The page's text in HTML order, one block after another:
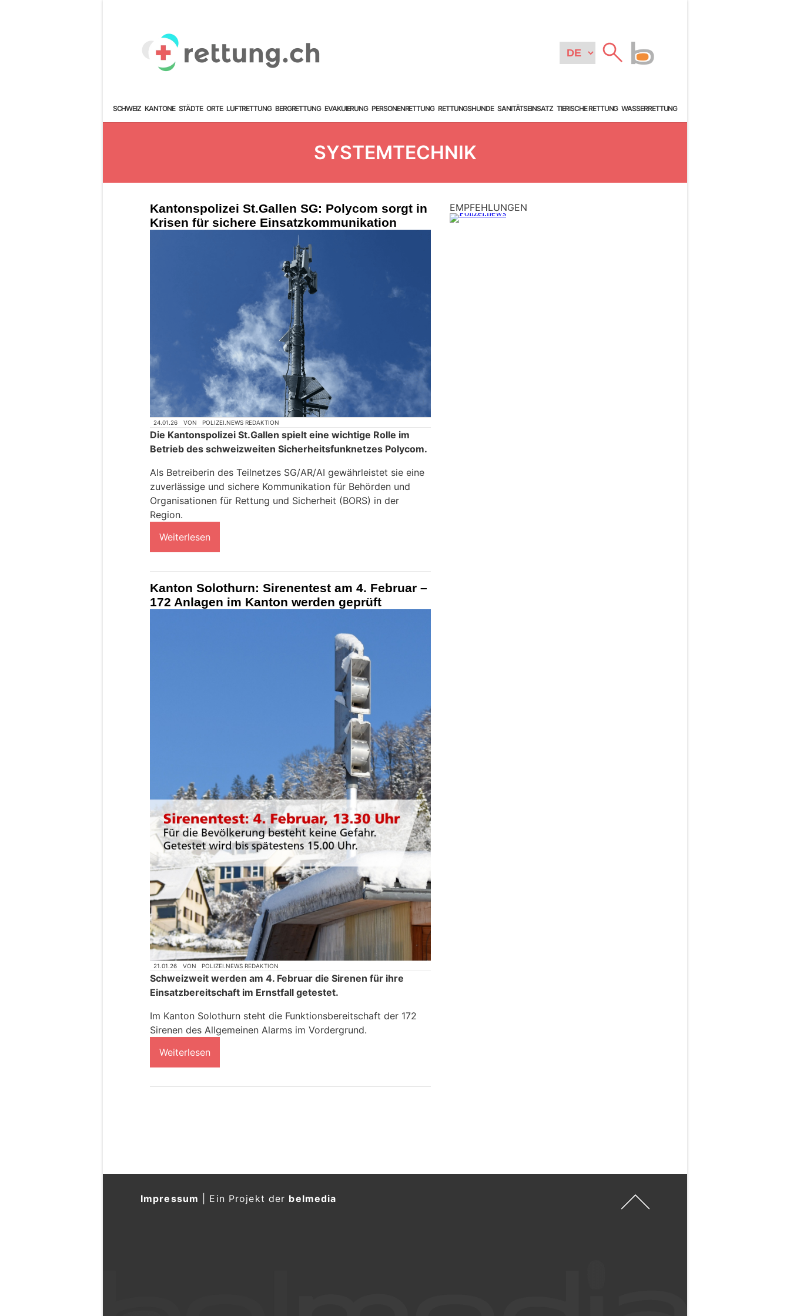
SCHWEIZ KANTONE STÄDTE ORTE LUFTRETTUNG BERGRETTUNG EVAKUIERUNG PERSONENRETTUNG RETTUNGSHUNDE SANITÄTSEINSATZ TIERISCHE RETTUNG WASSERRETTUNG
SYSTEMTECHNIK
Kantonspolizei St.Gallen SG: Polycom sorgt in
Krisen für sichere Einsatzkommunikation
24.01.26 VON POLIZEI.NEWS REDAKTION
Die Kantonspolizei St.Gallen spielt eine wichtige Rolle im
Betrieb des schweizweiten Sicherheitsfunknetzes Polycom.
Als Betreiberin des Teilnetzes SG/AR/AI gewährleistet sie eine
zuverlässige und sichere Kommunikation für Behörden und
Organisationen für Rettung und Sicherheit (BORS) in der
Region.
Weiterlesen
Kanton Solothurn: Sirenentest am 4. Februar –
172 Anlagen im Kanton werden geprüft
21.01.26 VON POLIZEI.NEWS REDAKTION
Schweizweit werden am 4. Februar die Sirenen für ihre
Einsatzbereitschaft im Ernstfall getestet.
Im Kanton Solothurn steht die Funktionsbereitschaft der 172
Sirenen des Allgemeinen Alarms im Vordergrund.
Weiterlesen
EMPFEHLUNGEN
Impressum Ein Projekt der belmedia